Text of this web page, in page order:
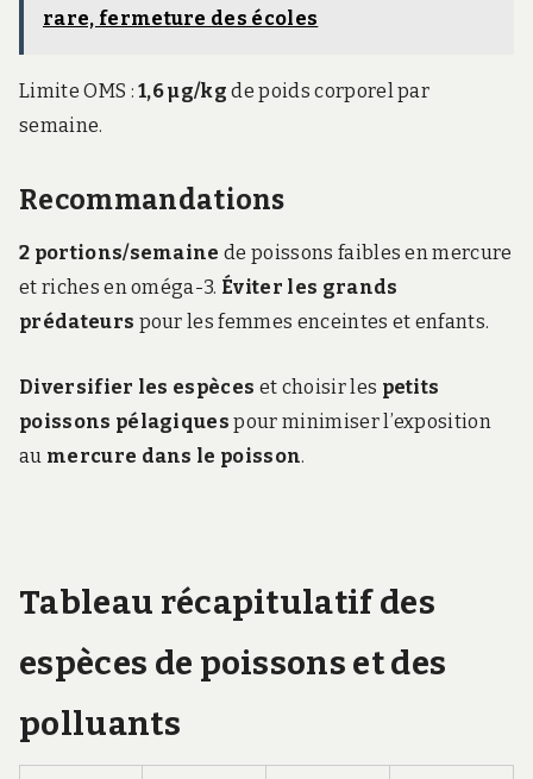
rare, fermeture des écoles
Limite OMS :1,6 µg/kg de poids corporel par
semaine.
Recommandations
2 portions/semaine de poissons faibles en mercure
et riches en oméga-3. Éviter les grands
prédateurs pour les femmes enceintes et enfants.
Diversifier les espèces et choisir les petits
poissons pélagiques pour minimiser l’exposition
au mercure dans le poisson.
Tableau récapitulatif des
espèces de poissons et des
polluants